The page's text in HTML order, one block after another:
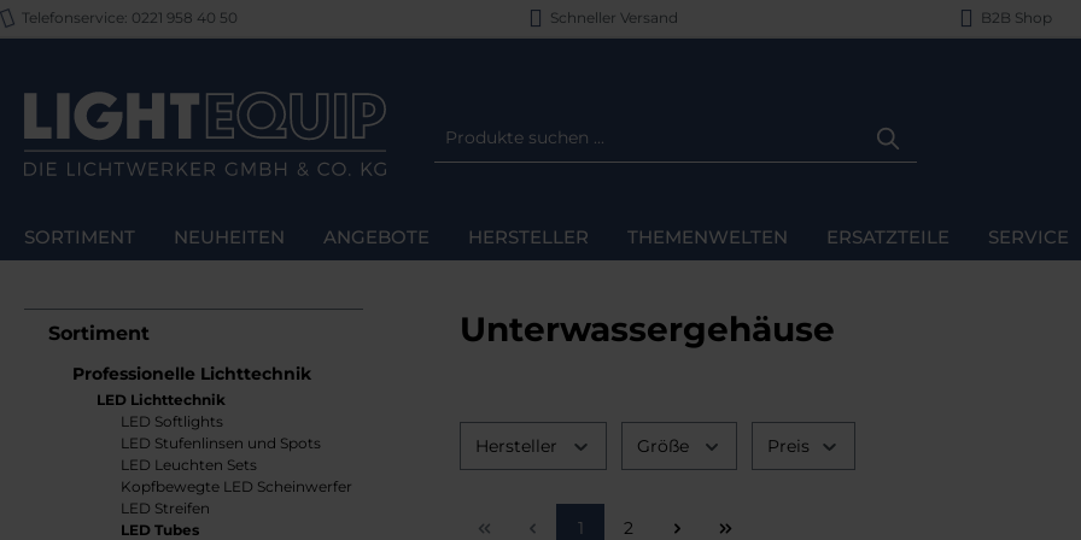
Hauptinhalt springen
Zur Suche springen
Zur Hauptnavigation springen
Telefonservice: 0221 958 40 50 Schneller Versand B2B Shop
SORTIMENT NEUHEITEN ANGEBOTE HERSTELLER THEMENWELTEN ERSATZTEILE SERVICE
Sortiment
Professionelle Lichttechnik
LED Lichttechnik
LED Softlights
LED Stufenlinsen und Spots
LED Leuchten Sets
Kopfbewegte LED Scheinwerfer
LED Streifen
LED Tubes
Unterwassergehäuse
Hersteller Größe Preis
Seite
1 Seite
2